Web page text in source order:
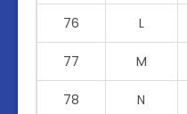
76 L
77 M
78 N